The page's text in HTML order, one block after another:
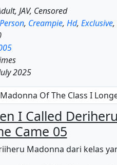
JAV, Censored
, Creampie, Hd, Exclusive,
2025
I Called
Came 05
Madonna dari kelas